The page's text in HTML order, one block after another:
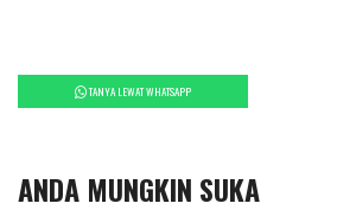
TANYA LEWAT WHATSAPP
ANDA MUNGKIN SUKA